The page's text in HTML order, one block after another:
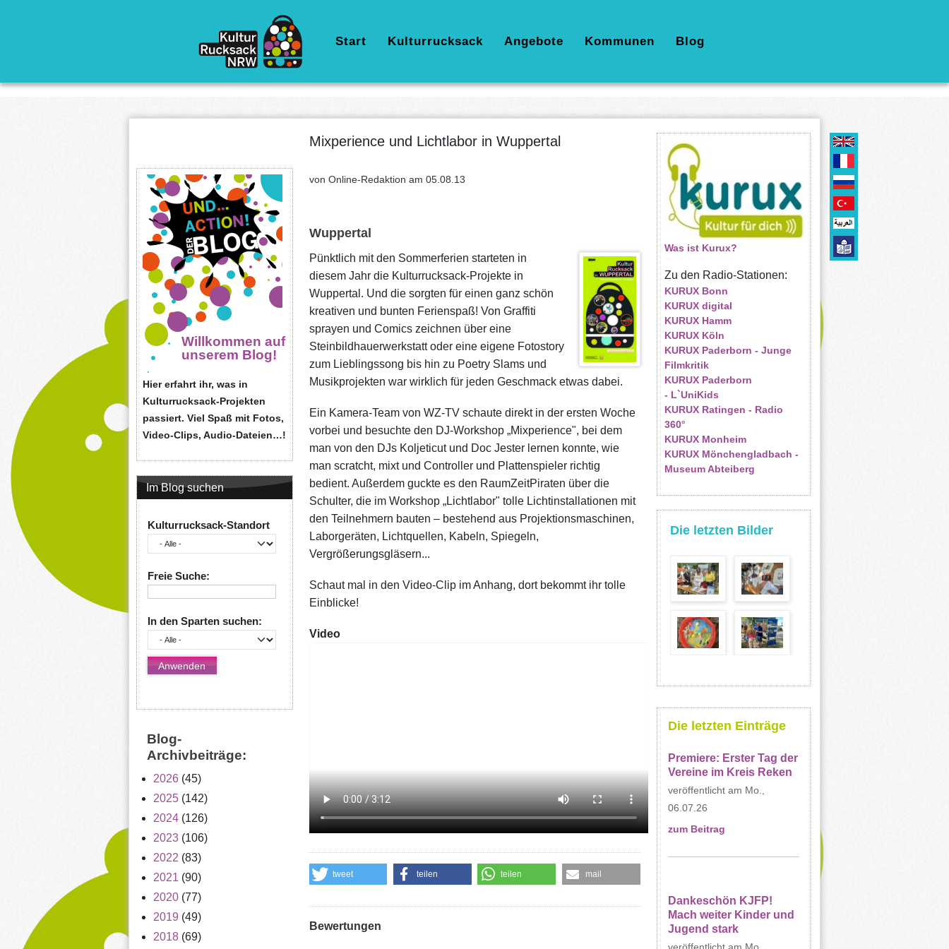
Hauptnavigation
Start Kulturrucksack Angebote Kommunen Blog
Willkommen auf
unserem Blog!
Hier erfahrt ihr, was in
Kulturrucksack-Projekten
passiert. Viel Spaß mit Fotos,
Video-Clips, Audio-Dateien…!
Im Blog suchen
Kulturrucksack-Standort
Freie Suche:
In den Sparten suchen:
Blog-
Archivbeiträge:
2026 (45)
2025 (142)
2024 (126)
2023 (106)
2022 (83)
2021 (90)
2020 (77)
2019 (49)
2018 (69)
Mixperience und Lichtlabor in Wuppertal
von Online-Redaktion am 05.08.13
Wuppertal
Pünktlich mit den Sommerferien starteten in
diesem Jahr die Kulturrucksack-Projekte in
Wuppertal. Und die sorgten für einen ganz schön
kreativen und bunten Ferienspaß! Von Graffiti
sprayen und Comics zeichnen über eine
Steinbildhauerwerkstatt oder eine eigene Fotostory
zum Lieblingssong bis hin zu Poetry Slams und
Musikprojekten war wirklich für jeden Geschmack etwas dabei.
Ein Kamera-Team von WZ-TV schaute direkt in der ersten Woche
vorbei und besuchte den DJ-Workshop „Mixperience", bei dem
man von den DJs Koljeticut und Doc Jester lernen konnte, wie
man scratcht, mixt und Controller und Plattenspieler richtig
bedient. Außerdem guckte es den RaumZeitPiraten über die
Schulter, die im Workshop „Lichtlabor" tolle Lichtinstallationen mit
den Teilnehmern bauten – bestehend aus Projektionsmaschinen,
Laborgeräten, Lichtquellen, Kabeln, Spiegeln,
Vergrößerungsgläsern...
Schaut mal in den Video-Clip im Anhang, dort bekommt ihr tolle
Einblicke!
Video
tweet teilen teilen mail
Bewertungen
Was ist Kurux?
Zu den Radio-Stationen:
KURUX Bonn
KURUX digital
KURUX Hamm
KURUX Köln
KURUX Paderborn - Junge
Filmkritik
KURUX Paderborn
- L`UniKids
KURUX Ratingen - Radio
360°
KURUX Monheim
KURUX Mönchengladbach -
Museum Abteiberg
Die letzten Bilder
Die letzten Einträge
Premiere: Erster Tag der
Vereine im Kreis Reken
Mo.,
06.07.26
zum Beitrag
Dankeschön KJFP!
Mach weiter Kinder und
Jugend stark